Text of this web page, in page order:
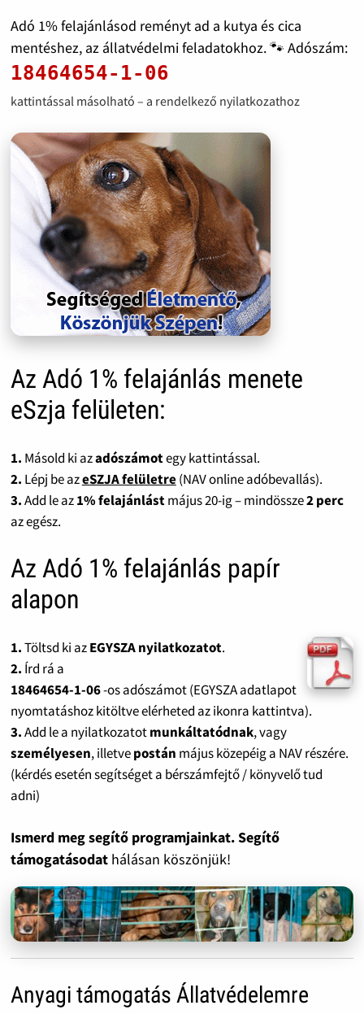
Adó 1% felajánlásod reményt ad a kutya és cica
mentéshez, az állatvédelmi feladatokhoz. 🐾 Adószám:
18464654-1-06
kattintással másolható – a rendelkező nyilatkozathoz
Az Adó 1% felajánlás menete
eSzja felületen:
1. Másold ki azadószámotegy kattintással.
2. Lépj be azeSZJA felületre(NAV online adóbevallás).
3.Add le az1% felajánlástmájus 20-ig – mindössze2 perc
az egész.
Az Adó 1% felajánlás papír
alapon
1.Töltsd ki azEGYSZA nyilatkozatot.
2. Írd rá a
18464654-1-06-os adószámot (EGYSZA adatlapot
nyomtatáshoz kitöltve elérheted az ikonra kattintva).
3.Add le a nyilatkozatotmunkáltatódnak, vagy
személyesen, illetvepostán május közepéig a NAV részére.
(kérdés esetén segítséget a bérszámfejtő / könyvelő tud
adni)
Ismerd meg segítő programjainkat. Segítő
támogatásodat hálásan köszönjük!
Anyagi támogatás Állatvédelemre